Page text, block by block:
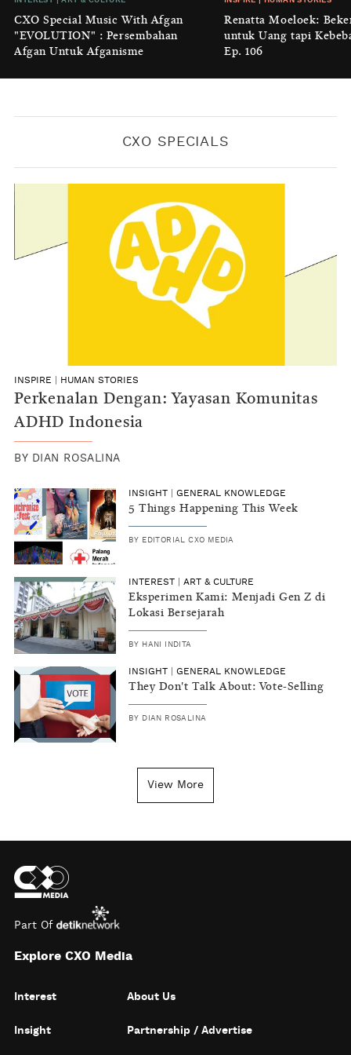
Luruhnya Daun Terakhir: Kala
'Benteng Alam' yang Tak Lagi Bisa
Melindungi
BYKONTRIBUTOR CXO MEDIA
CXO Special Music With Afgan
"EVOLUTION" : Persembahan
Afgan Untuk Afganisme
Renatta Moeloek:
untuk Uang tapi
Ep. 106
CXO SPECIALS
INSPIRE HUMAN STORIES
Perkenalan Dengan: Yayasan Komunitas
ADHD Indonesia
BY DIAN ROSALINA
INSIGHT GENERAL KNOWLEDGE
5 Things Happening This Week
BY EDITORIAL CXO MEDIA
INTEREST ART & CULTURE
Eksperimen Kami: Menjadi Gen Z di
Lokasi Bersejarah
BY HANI INDITA
INSIGHT GENERAL KNOWLEDGE
They Don't Talk About: Vote-Selling
BY DIAN ROSALINA
View More
Part Of
Explore CXO Media
Interest
Insight
About Us
Partnership / Advertise